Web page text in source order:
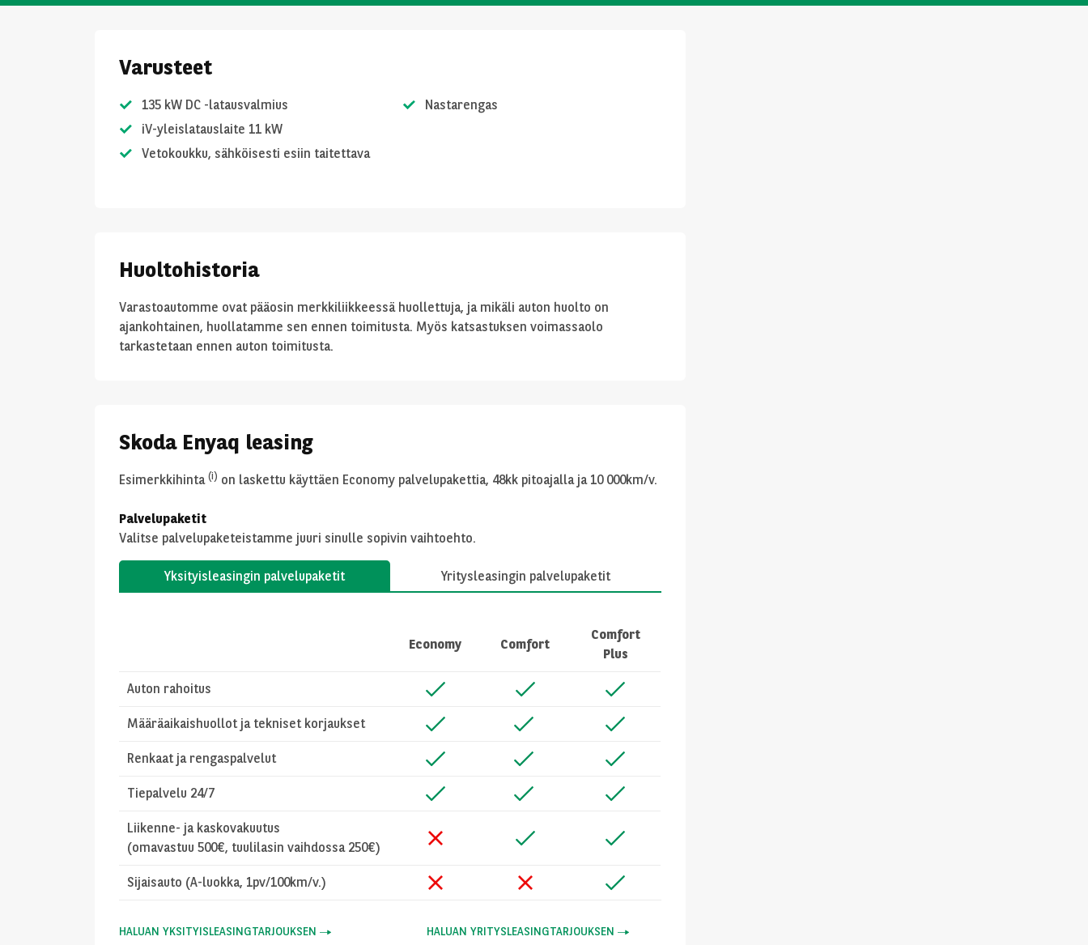
Varusteet
135 kW DC -latausvalmius
iV-yleislatauslaite 11 kW
Vetokoukku, sähköisesti esiin taitettava
Nastarengas
Huoltohistoria
Varastoautomme ovat pääosin merkkiliikkeessä huollettuja, ja mikäli auton huolto on
ajankohtainen, huollatamme sen ennen toimitusta. Myös katsastuksen voimassaolo
tarkastetaan ennen auton toimitusta.
Skoda Enyaq leasing
Esimerkkihinta (i) on laskettu käyttäen Economy palvelupakettia, 48kk pitoajalla ja 10 000km/v.
Palvelupaketit
Valitse palvelupaketeistamme juuri sinulle sopivin vaihtoehto.
Yksityisleasingin palvelupaketit Yritysleasingin palvelupaketit
Economy Comfort
Comfort
Plus
Auton rahoitus
Määräaikaishuollot ja tekniset korjaukset
Renkaat ja rengaspalvelut
Tiepalvelu 24/7
Liikenne- ja kaskovakuutus
(omavastuu 500€, tuulilasin vaihdossa 250€)
Sijaisauto (A-luokka, 1pv/100km/v.)
HALUAN YKSITYISLEASINGTARJOUKSEN HALUAN YRITYSLEASINGTARJOUKSEN